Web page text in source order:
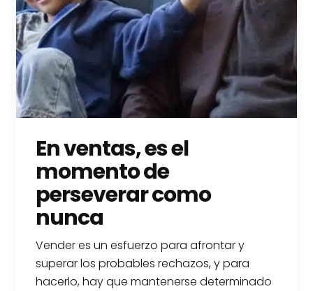
En ventas, es el
momento de
perseverar como
nunca
Vender es un esfuerzo para afrontar y
superar los probables rechazos, y para
hacerlo, hay que mantenerse determinado